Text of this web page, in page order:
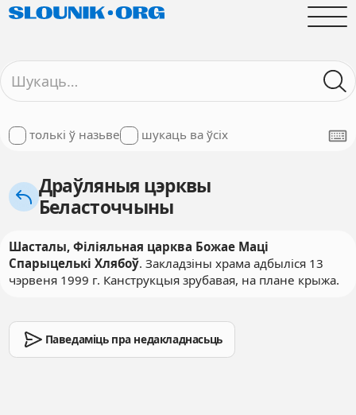
толькі ў назьве шукаць ва ўсіх
Драўляныя цэрквы
Беласточчыны
Шасталы, Філіяльная царква Божае Маці
Спарыцелькі Хлябоў. Закладзіны храма адбыліся 13
чэрвеня 1999 г. Канструкцыя зрубавая, на плане крыжа.
Паведаміць пра недакладнасьць